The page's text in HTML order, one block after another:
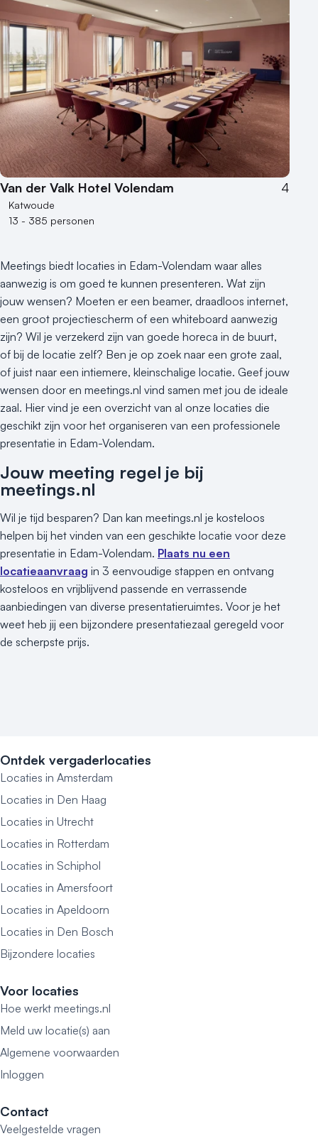
Van der Valk Hotel Volendam 4
Katwoude
13 - 385 personen
Meetings biedt locaties in Edam-Volendam waar alles
aanwezig is om goed te kunnen presenteren. Wat zijn
jouw wensen? Moeten er een beamer, draadloos internet,
een groot projectiescherm of een whiteboard aanwezig
zijn? Wil je verzekerd zijn van goede horeca in de buurt,
of bij de locatie zelf? Ben je op zoek naar een grote zaal,
of juist naar een intiemere, kleinschalige locatie. Geef jouw
wensen door en meetings.nl vind samen met jou de ideale
zaal. Hier vind je een overzicht van al onze locaties die
geschikt zijn voor het organiseren van een professionele
presentatie in Edam-Volendam.
Jouw meeting regel je bij
meetings.nl
Wil je tijd besparen? Dan kan meetings.nl je kosteloos
helpen bij het vinden van een geschikte locatie voor deze
presentatie in Edam-Volendam. Plaats nu een
locatieaanvraag in 3 eenvoudige stappen en ontvang
kosteloos en vrijblijvend passende en verrassende
aanbiedingen van diverse presentatieruimtes. Voor je het
weet heb jij een bijzondere presentatiezaal geregeld voor
de scherpste prijs.
Ontdek vergaderlocaties
Locaties in Amsterdam
Locaties in Den Haag
Locaties in Utrecht
Locaties in Rotterdam
Locaties in Schiphol
Locaties in Amersfoort
Locaties in Apeldoorn
Locaties in Den Bosch
Bijzondere locaties
Voor locaties
Hoe werkt meetings.nl
Meld uw locatie(s) aan
Algemene voorwaarden
Inloggen
Contact
Veelgestelde vragen